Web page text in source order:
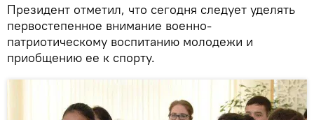
Президент отметил, что сегодня следует уделять
первостепенное внимание военно-
патриотическому воспитанию молодежи и
приобщению ее к спорту.